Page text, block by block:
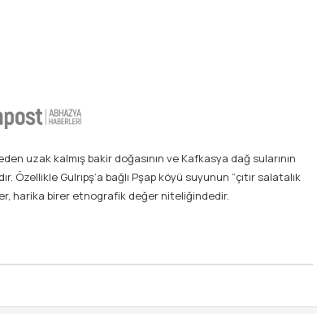
uzak kalmış bakir doğasının ve Kafkasya dağ sularının
Gulrıpş’a bağlı Pşap köyü suyunun “çıtır salatalık
harika birer etnografik değer niteliğindedir.